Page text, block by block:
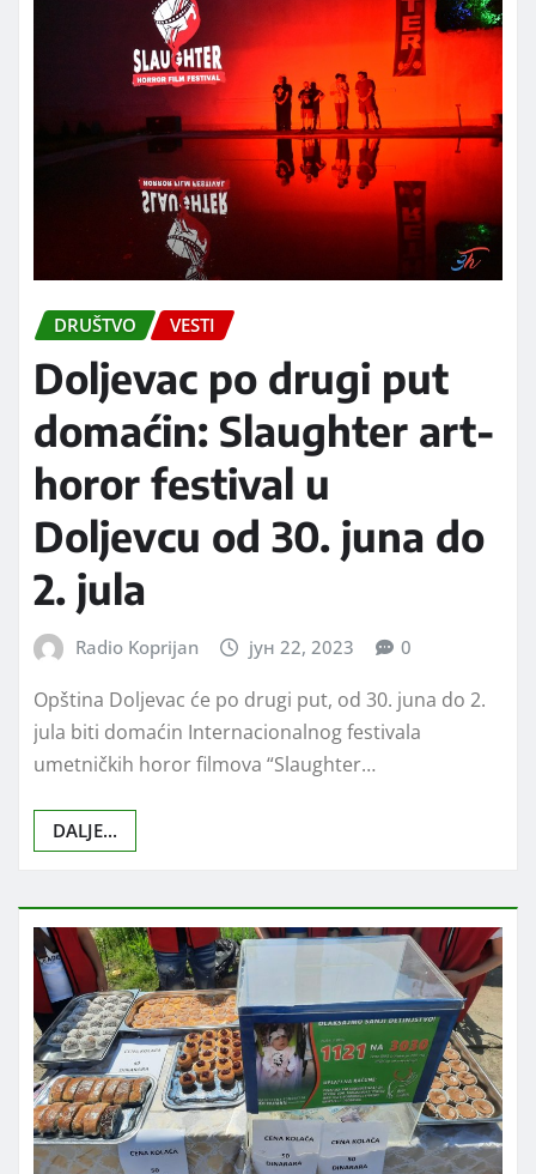
DRUŠTVO VESTI
Doljevac po drugi put
domaćin: Slaughter art-
horor festival u
Doljevcu od 30. juna do
2. jula
Radio Koprijan јун 22, 2023 0
Opština Doljevac će po drugi put, od 30. juna do 2.
jula biti domaćin Internacionalnog festivala
umetničkih horor filmova “Slaughter…
DALJE...